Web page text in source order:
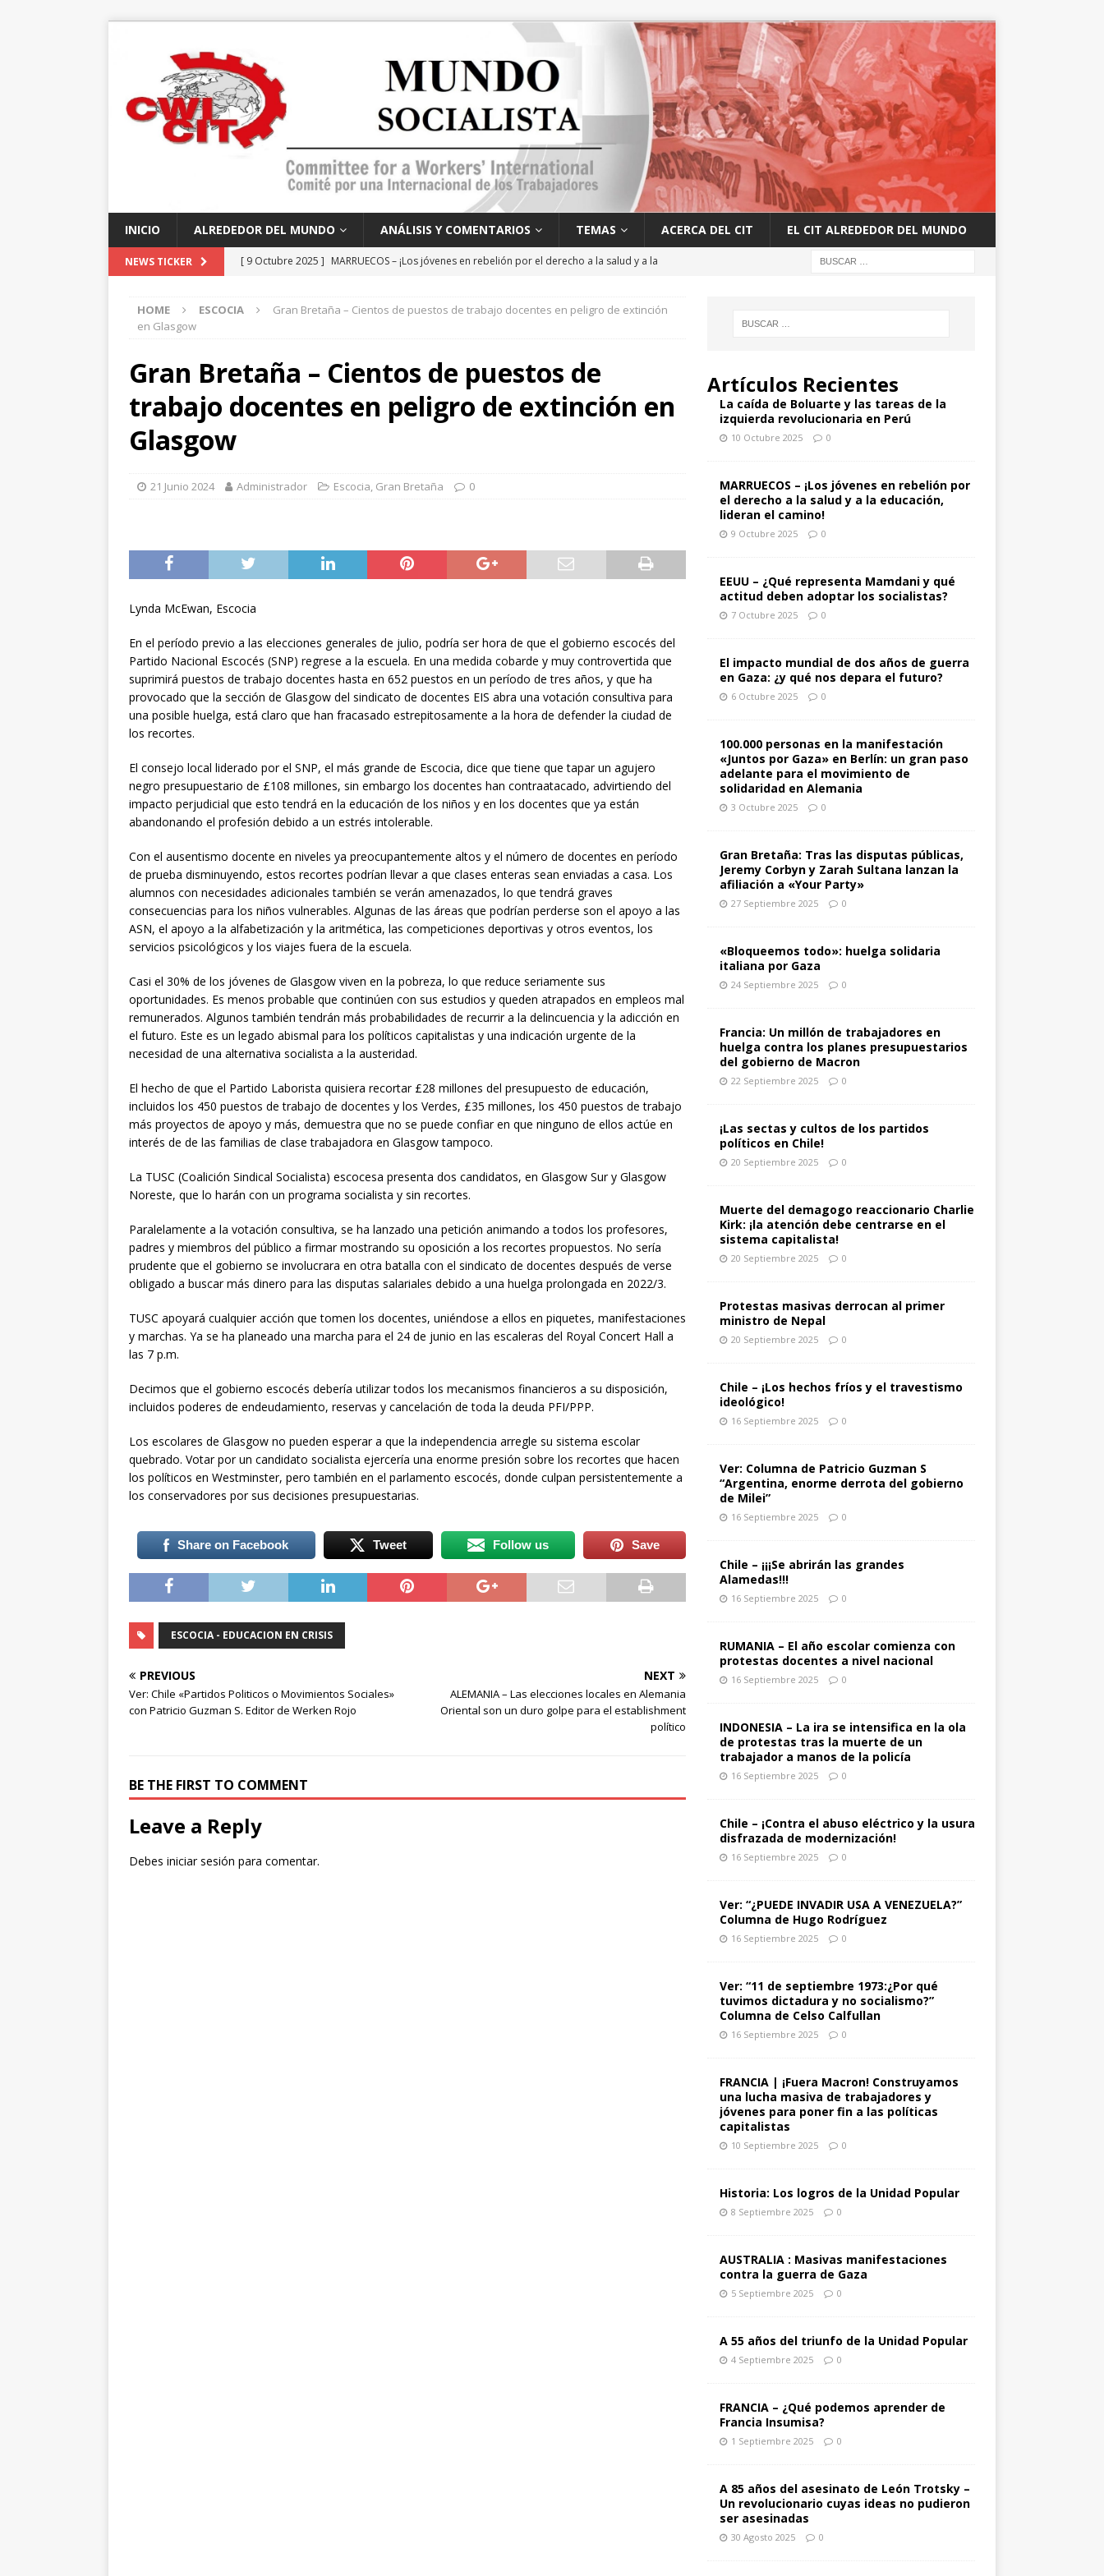
INICIO ALREDEDOR DEL MUNDO ANÁLISIS Y COMENTARIOS TEMAS ACERCA DEL CIT EL CIT ALREDEDOR DEL MUNDO
NEWS TICKER [ 9 Octubre 2025 ] MARRUECOS – ¡Los jóvenes en rebelión por el derecho a la salud y a la
[ 7 Octubre 2025 ] EEUU – ¿Qué representa Mamdani y qué actitud deben adoptar los
[ 6 Octubre 2025 ]
El impacto mundial de dos años de guerra en Gaza: ¿y qué nos depara el
futuro?
ANÁLISIS Y PERSPECTIVAS
[ 10 Octubre 2025 ] La caída de Boluarte y las tareas de la izquierda revolucionaria en Perú
HOME ESCOCIA
Gran Bretaña – Cientos de puestos de trabajo docentes en peligro de extinción
en Glasgow
Gran Bretaña – Cientos de puestos de
trabajo docentes en peligro de extinción en
Glasgow
21 Junio 2024 Administrador Escocia, Gran Bretaña 0
Lynda McEwan, Escocia
En el período previo a las elecciones generales de julio, podría ser hora de que el gobierno escocés del
Partido Nacional Escocés (SNP) regrese a la escuela. En una medida cobarde y muy controvertida que
suprimirá puestos de trabajo docentes hasta en 652 puestos en un período de tres años, y que ha
provocado que la sección de Glasgow del sindicato de docentes EIS abra una votación consultiva para
una posible huelga, está claro que han fracasado estrepitosamente a la hora de defender la ciudad de
los recortes.
El consejo local liderado por el SNP, el más grande de Escocia, dice que tiene que tapar un agujero
negro presupuestario de £108 millones, sin embargo los docentes han contraatacado, advirtiendo del
impacto perjudicial que esto tendrá en la educación de los niños y en los docentes que ya están
abandonando el profesión debido a un estrés intolerable.
Con el ausentismo docente en niveles ya preocupantemente altos y el número de docentes en período
de prueba disminuyendo, estos recortes podrían llevar a que clases enteras sean enviadas a casa. Los
alumnos con necesidades adicionales también se verán amenazados, lo que tendrá graves
consecuencias para los niños vulnerables. Algunas de las áreas que podrían perderse son el apoyo a las
ASN, el apoyo a la alfabetización y la aritmética, las competiciones deportivas y otros eventos, los
servicios psicológicos y los viajes fuera de la escuela.
Casi el 30% de los jóvenes de Glasgow viven en la pobreza, lo que reduce seriamente sus
oportunidades. Es menos probable que continúen con sus estudios y queden atrapados en empleos mal
remunerados. Algunos también tendrán más probabilidades de recurrir a la delincuencia y la adicción en
el futuro. Este es un legado abismal para los políticos capitalistas y una indicación urgente de la
necesidad de una alternativa socialista a la austeridad.
El hecho de que el Partido Laborista quisiera recortar £28 millones del presupuesto de educación,
incluidos los 450 puestos de trabajo de docentes y los Verdes, £35 millones, los 450 puestos de trabajo
más proyectos de apoyo y más, demuestra que no se puede confiar en que ninguno de ellos actúe en
interés de de las familias de clase trabajadora en Glasgow tampoco.
La TUSC (Coalición Sindical Socialista) escocesa presenta dos candidatos, en Glasgow Sur y Glasgow
Noreste, que lo harán con un programa socialista y sin recortes.
Paralelamente a la votación consultiva, se ha lanzado una petición animando a todos los profesores,
padres y miembros del público a firmar mostrando su oposición a los recortes propuestos. No sería
prudente que el gobierno se involucrara en otra batalla con el sindicato de docentes después de verse
obligado a buscar más dinero para las disputas salariales debido a una huelga prolongada en 2022/3.
TUSC apoyará cualquier acción que tomen los docentes, uniéndose a ellos en piquetes, manifestaciones
y marchas. Ya se ha planeado una marcha para el 24 de junio en las escaleras del Royal Concert Hall a
las 7 p.m.
Decimos que el gobierno escocés debería utilizar todos los mecanismos financieros a su disposición,
incluidos poderes de endeudamiento, reservas y cancelación de toda la deuda PFI/PPP.
Los escolares de Glasgow no pueden esperar a que la independencia arregle su sistema escolar
quebrado. Votar por un candidato socialista ejercería una enorme presión sobre los recortes que hacen
los políticos en Westminster, pero también en el parlamento escocés, donde culpan persistentemente a
los conservadores por sus decisiones presupuestarias.
Share on Facebook Tweet Follow us Save
ESCOCIA - EDUCACION EN CRISIS
PREVIOUS
Ver: Chile «Partidos Politicos o Movimientos Sociales»
con Patricio Guzman S. Editor de Werken Rojo
NEXT
ALEMANIA – Las elecciones locales en Alemania
Oriental son un duro golpe para el establishment
político
BE THE FIRST TO COMMENT
Leave a Reply
Debes iniciar sesión para comentar.
Artículos Recientes
La caída de Boluarte y las tareas de la
izquierda revolucionaria en Perú
10 Octubre 2025 0
MARRUECOS – ¡Los jóvenes en rebelión por
el derecho a la salud y a la educación,
lideran el camino!
9 Octubre 2025 0
EEUU – ¿Qué representa Mamdani y qué
actitud deben adoptar los socialistas?
7 Octubre 2025 0
El impacto mundial de dos años de guerra
en Gaza: ¿y qué nos depara el futuro?
6 Octubre 2025 0
100.000 personas en la manifestación
«Juntos por Gaza» en Berlín: un gran paso
adelante para el movimiento de
solidaridad en Alemania
3 Octubre 2025 0
Gran Bretaña: Tras las disputas públicas,
Jeremy Corbyn y Zarah Sultana lanzan la
afiliación a «Your Party»
27 Septiembre 2025 0
«Bloqueemos todo»: huelga solidaria
italiana por Gaza
24 Septiembre 2025 0
Francia: Un millón de trabajadores en
huelga contra los planes presupuestarios
del gobierno de Macron
22 Septiembre 2025 0
¡Las sectas y cultos de los partidos
políticos en Chile!
20 Septiembre 2025 0
Muerte del demagogo reaccionario Charlie
Kirk: ¡la atención debe centrarse en el
sistema capitalista!
20 Septiembre 2025 0
Protestas masivas derrocan al primer
ministro de Nepal
20 Septiembre 2025 0
Chile – ¡Los hechos fríos y el travestismo
ideológico!
16 Septiembre 2025 0
Ver: Columna de Patricio Guzman S
“Argentina, enorme derrota del gobierno
de Milei”
16 Septiembre 2025 0
Chile – ¡¡¡Se abrirán las grandes
Alamedas!!!
16 Septiembre 2025 0
RUMANIA – El año escolar comienza con
protestas docentes a nivel nacional
16 Septiembre 2025 0
INDONESIA – La ira se intensifica en la ola
de protestas tras la muerte de un
trabajador a manos de la policía
16 Septiembre 2025 0
Chile – ¡Contra el abuso eléctrico y la usura
disfrazada de modernización!
16 Septiembre 2025 0
Ver: “¿PUEDE INVADIR USA A VENEZUELA?”
Columna de Hugo Rodríguez
16 Septiembre 2025 0
Ver: “11 de septiembre 1973:¿Por qué
tuvimos dictadura y no socialismo?”
Columna de Celso Calfullan
16 Septiembre 2025 0
FRANCIA | ¡Fuera Macron! Construyamos
una lucha masiva de trabajadores y
jóvenes para poner fin a las políticas
capitalistas
10 Septiembre 2025 0
Historia: Los logros de la Unidad Popular
8 Septiembre 2025 0
AUSTRALIA : Masivas manifestaciones
contra la guerra de Gaza
5 Septiembre 2025 0
A 55 años del triunfo de la Unidad Popular
4 Septiembre 2025 0
FRANCIA – ¿Qué podemos aprender de
Francia Insumisa?
1 Septiembre 2025 0
A 85 años del asesinato de León Trotsky –
Un revolucionario cuyas ideas no pudieron
ser asesinadas
30 Agosto 2025 0